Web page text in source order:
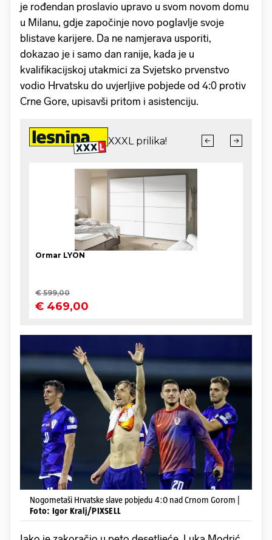
je rođendan proslavio upravo u svom novom domu
u Milanu, gdje započinje novo poglavlje svoje
blistave karijere. Da ne namjerava usporiti,
dokazao je i samo dan ranije, kada je u
kvalifikacijskoj utakmici za Svjetsko prvenstvo
vodio Hrvatsku do uvjerljive pobjede od 4:0 protiv
Crne Gore, upisavši pritom i asistenciju.
Nogometaši Hrvatske slave pobjedu 4:0 nad Crnom Gorom |
Foto: Igor Kralj/PIXSELL